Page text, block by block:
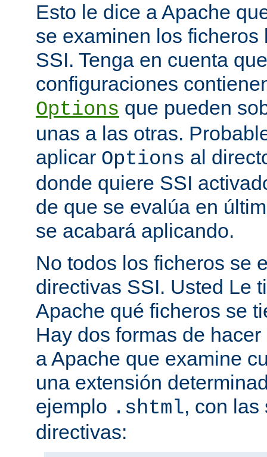
Esto le dice a Apache
se examinen los
SSI. Tenga en cuenta
configuraciones
Options que pueden
unas a las otras.
aplicar Options al
donde quiere SSI
de que se evalúa en
se acabará aplicando.
No todos los ficheros se
directivas SSI. Usted Le
Apache qué ficheros se
Hay dos formas de
a Apache que examine
una extensión
ejemplo .shtml, con las
directivas: